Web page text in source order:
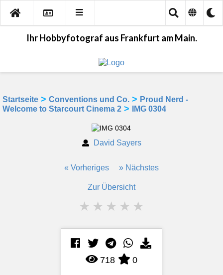
Ihr Hobbyfotograf aus Frankfurt am Main.
Startseite > Conventions und Co. > Proud Nerd -
Welcome to Starcourt Cinema 2 > IMG 0304
David Sayers
« Vorheriges » Nächstes
Zur Übersicht
★ ★ ★ ★ ★
718 0